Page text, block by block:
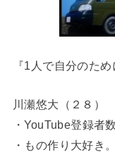
『1人で自分のた
川瀬悠大（２８）
・YouTube登録者
・もの作り大好き。